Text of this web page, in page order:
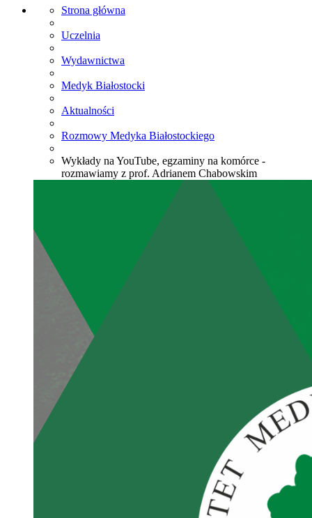
Strona główna
Uczelnia
Wydawnictwa
Medyk Białostocki
Aktualności
Rozmowy Medyka Białostockiego
Wykłady na YouTube, egzaminy na komórce -
rozmawiamy z prof. Adrianem Chabowskim